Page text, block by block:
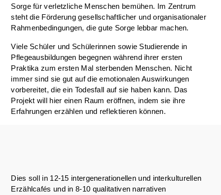
Sorge für verletzliche Menschen bemühen. Im Zentrum
steht die Förderung gesellschaftlicher und organisationaler
Rahmenbedingungen, die gute Sorge lebbar machen.
Viele Schüler und Schülerinnen sowie Studierende in
Pflegeausbildungen begegnen während ihrer ersten
Praktika zum ersten Mal sterbenden Menschen. Nicht
immer sind sie gut auf die emotionalen Auswirkungen
vorbereitet, die ein Todesfall auf sie haben kann. Das
Projekt will hier einen Raum eröffnen, indem sie ihre
Erfahrungen erzählen und reflektieren können.
Dies soll in 12-15 intergenerationellen und interkulturellen
Erzählcafés und in 8-10 qualitativen narrativen